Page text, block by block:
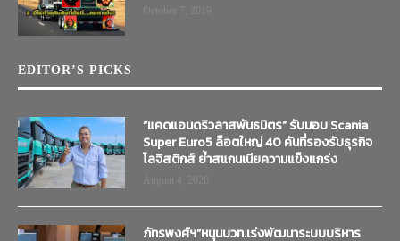
EDITOR’S PICKS
“แคดแอนดริวลาสพันธมิตร” รับมอบ Scania
Super Euro5 ล็อตใหญ่ 40 คันที่รองรับธุรกิจ
โลจิสติกส์ ย้ำสแกนเนียความแข็งแกร่ง
ภัทรพงศ์ฯ”หนุนบวท.เร่งพัฒนาระบบบริหาร